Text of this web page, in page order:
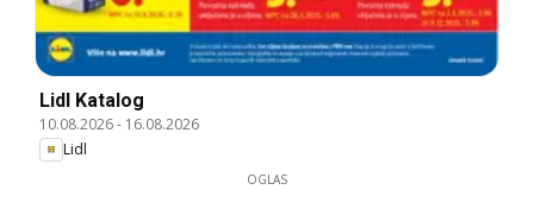
Lidl Katalog
10.08.2026- 16.08.2026
Lidl
OGLAS